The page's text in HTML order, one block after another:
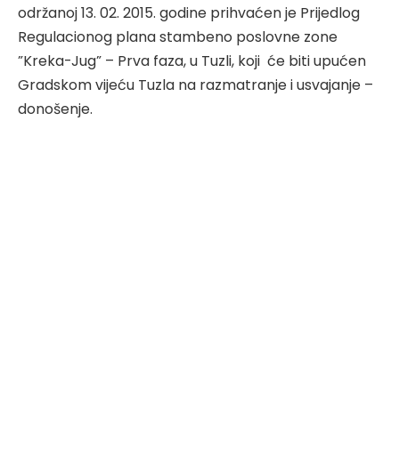
održanoj 13. 02. 2015. godine prihvaćen je Prijedlog
Regulacionog plana stambeno poslovne zone
”Kreka-Jug” – Prva faza, u Tuzli, koji će biti upućen
Gradskom vijeću Tuzla na razmatranje i usvajanje –
donošenje.